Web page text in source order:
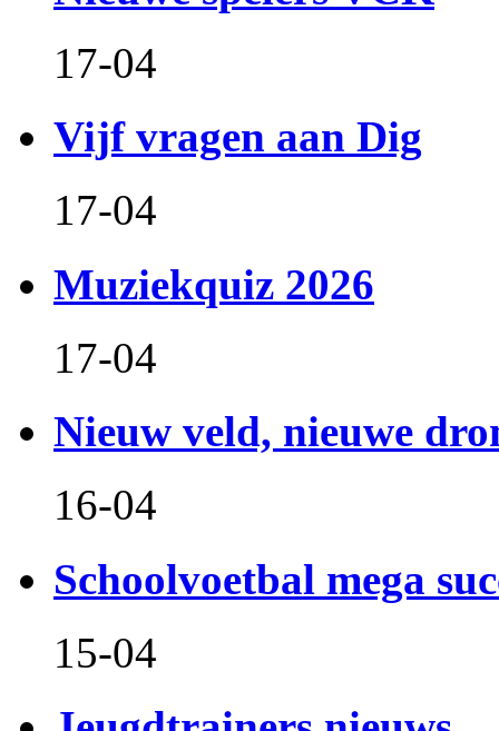
17-04
Vijf vragen aan Dig
17-04
Muziekquiz 2026
17-04
Nieuw veld, nieuwe
16-04
Schoolvoetbal mega
15-04